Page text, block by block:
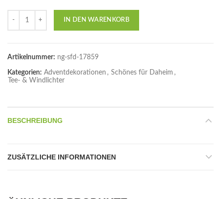
IN DEN WARENKORB
Artikelnummer: ng-sfd-17859
Kategorien: Adventdekorationen , Schönes für Daheim ,
Tee- & Windlichter
BESCHREIBUNG
ZUSÄTZLICHE INFORMATIONEN